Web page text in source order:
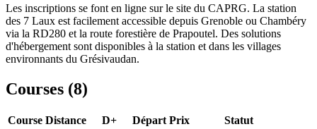
Les inscriptions se font en ligne sur le site du CAPRG. La station
des 7 Laux est facilement accessible depuis Grenoble ou Chambéry
via la RD280 et la route forestière de Prapoutel. Des solutions
d'hébergement sont disponibles à la station et dans les villages
environnants du Grésivaudan.
Courses (8)
Course Distance D+ Départ Prix
Statut